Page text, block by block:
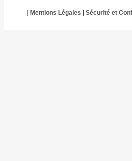
Mentions Légales Sécurité et